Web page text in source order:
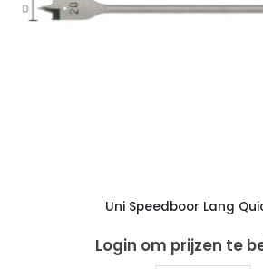
Uni Speedboor Lang
Login om prijzen te